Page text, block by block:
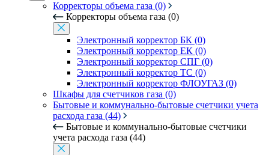
Корректоры объема газа (0)
Корректоры объема газа (0)
Электронный корректор БК (0)
Электронный корректор ЕК (0)
Электронный корректор СПГ (0)
Электронный корректор ТС (0)
Электронный корректор ФЛОУГАЗ (0)
Шкафы для счетчиков газа (0)
Бытовые и коммунально-бытовые счетчики учета
расхода газа (44)
Бытовые и коммунально-бытовые счетчики
учета расхода газа (44)